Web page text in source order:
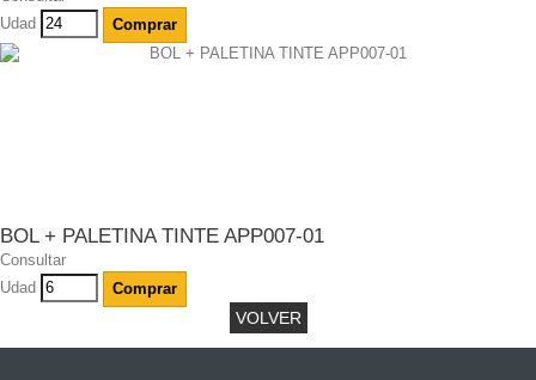
Udad
Comprar
BOL + PALETINA TINTE APP007-01
Consultar
Udad
Comprar
VOLVER